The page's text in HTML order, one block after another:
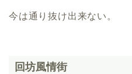
今は通り抜け出来ない。
回坊風情街